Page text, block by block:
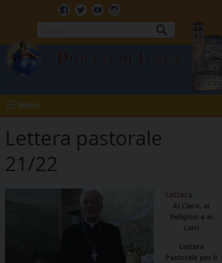
Facebook
TwitterYoutubeInstagram
Diocesi di Ivrea
Menu
Lettera pastorale
21/22
Lettera
Al Clero, ai
Religiosi e ai
Laici
Lettera
Pastorale per il